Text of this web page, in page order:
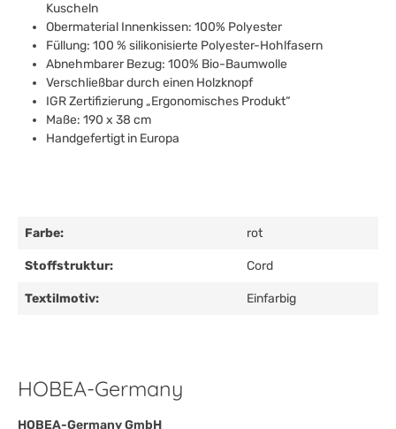
Kuscheln
Obermaterial Innenkissen: 100% Polyester
Füllung: 100 % silikonisierte Polyester-Hohlfasern
Abnehmbarer Bezug: 100% Bio-Baumwolle
Verschließbar durch einen Holzknopf
IGR Zertifizierung „Ergonomisches Produkt“
Maße: 190 x 38 cm
Handgefertigt in Europa
Farbe: rot
Stoffstruktur: Cord
Textilmotiv: Einfarbig
HOBEA-Germany
HOBEA-Germany GmbH